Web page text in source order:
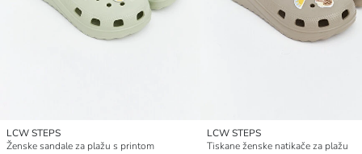
LCW STEPS
Ženske sandale za plažu s printom
LCW STEPS
Tiskane ženske natikače za plažu